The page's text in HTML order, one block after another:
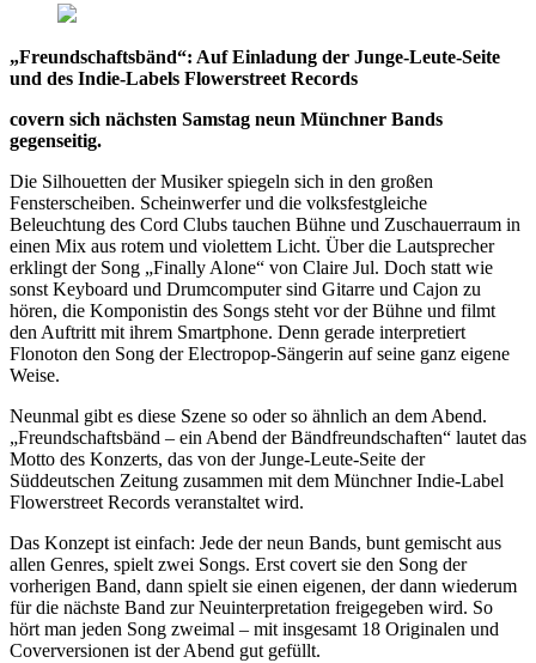
„Freundschaftsbänd“: Auf Einladung der Junge-Leute-Seite
und des Indie-Labels Flowerstreet Records
covern sich nächsten Samstag neun Münchner Bands
gegenseitig.
Die Silhouetten der Musiker spiegeln sich in den großen
Fensterscheiben. Scheinwerfer und die volksfestgleiche
Beleuchtung des Cord Clubs tauchen Bühne und Zuschauerraum in
einen Mix aus rotem und violettem Licht. Über die Lautsprecher
erklingt der Song „Finally Alone“ von Claire Jul. Doch statt wie
sonst Keyboard und Drumcomputer sind Gitarre und Cajon zu
hören, die Komponistin des Songs steht vor der Bühne und filmt
den Auftritt mit ihrem Smartphone. Denn gerade interpretiert
Flonoton den Song der Electropop-Sängerin auf seine ganz eigene
Weise.
Neunmal gibt es diese Szene so oder so ähnlich an dem Abend.
„Freundschaftsbänd – ein Abend der Bändfreundschaften“ lautet das
Motto des Konzerts, das von der Junge-Leute-Seite der
Süddeutschen Zeitung zusammen mit dem Münchner Indie-Label
Flowerstreet Records veranstaltet wird.
Das Konzept ist einfach: Jede der neun Bands, bunt gemischt aus
allen Genres, spielt zwei Songs. Erst covert sie den Song der
vorherigen Band, dann spielt sie einen eigenen, der dann wiederum
für die nächste Band zur Neuinterpretation freigegeben wird. So
hört man jeden Song zweimal – mit insgesamt 18 Originalen und
Coverversionen ist der Abend gut gefüllt.